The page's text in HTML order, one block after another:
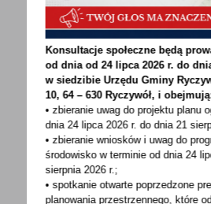
POWRÓT
POPRZEDNI
Konsultacje społeczne będą
od dnia od 24 lipca 2026 r. do
w siedzibie Urzędu Gminy
10, 64 – 630 Ryczywół, i
• zbieranie uwag do projektu planu
dnia 24 lipca 2026 r. do dnia 21
• zbieranie wniosków i uwag do
środowisko w terminie od dnia 24
sierpnia 2026 r.;
• spotkanie otwarte poprzedzone
planowania przestrzennego, które